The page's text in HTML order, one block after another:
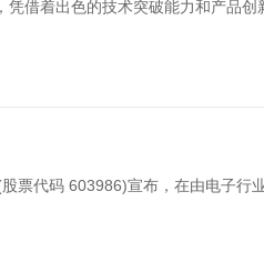
借着出色的技术突破能力和产品
和EDN等杂志)